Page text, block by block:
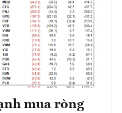
mua ròng